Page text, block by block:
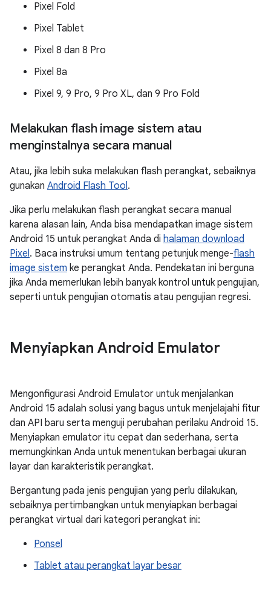
Pixel Fold
Pixel Tablet
Pixel 8 dan 8 Pro
Pixel 8a
Pixel 9, 9 Pro, 9 Pro XL, dan 9 Pro Fold
Melakukan flash image sistem atau
menginstalnya secara manual
Atau, jika lebih suka melakukan flash perangkat, sebaiknya
gunakan Android Flash Tool.
Jika perlu melakukan flash perangkat secara manual
karena alasan lain, Anda bisa mendapatkan image sistem
Android 15 untuk perangkat Anda di halaman download
Pixel. Baca instruksi umum tentang petunjuk menge-flash
image sistem ke perangkat Anda. Pendekatan ini berguna
jika Anda memerlukan lebih banyak kontrol untuk pengujian,
seperti untuk pengujian otomatis atau pengujian regresi.
Menyiapkan Android Emulator
Mengonfigurasi Android Emulator untuk menjalankan
Android 15 adalah solusi yang bagus untuk menjelajahi fitur
dan API baru serta menguji perubahan perilaku Android 15.
Menyiapkan emulator itu cepat dan sederhana, serta
memungkinkan Anda untuk menentukan berbagai ukuran
layar dan karakteristik perangkat.
Bergantung pada jenis pengujian yang perlu dilakukan,
sebaiknya pertimbangkan untuk menyiapkan berbagai
perangkat virtual dari kategori perangkat ini:
Ponsel
Tablet atau perangkat layar besar